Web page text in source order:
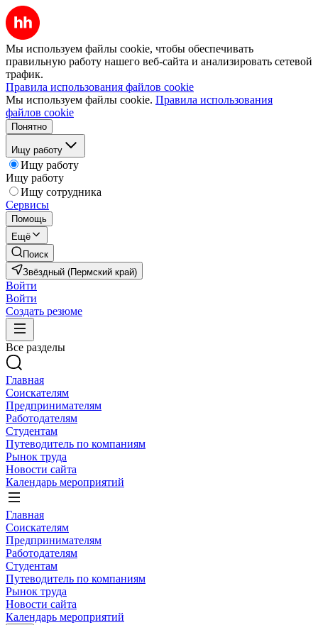
Мы используем файлы cookie, чтобы обеспечивать
правильную работу нашего веб-сайта и анализировать сетевой
трафик.
Правила использования файлов cookie
Мы используем файлы cookie. Правила использования
файлов cookie
Понятно
Ищу работу
Ищу работу
Ищу работу
Ищу сотрудника
Сервисы
Помощь
Ещё
Поиск
Звёздный (Пермский край)
Войти
Войти
Создать резюме
Все разделы
Главная
Соискателям
Предпринимателям
Работодателям
Студентам
Путеводитель по компаниям
Рынок труда
Новости сайта
Календарь мероприятий
Главная
Соискателям
Предпринимателям
Работодателям
Студентам
Путеводитель по компаниям
Рынок труда
Новости сайта
Календарь мероприятий